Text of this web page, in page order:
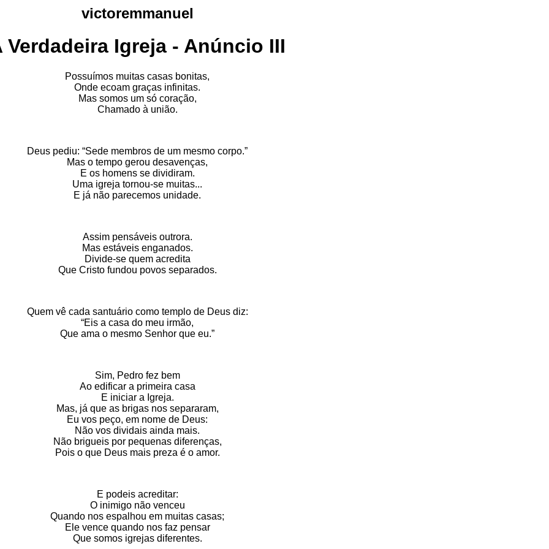
victoremmanuel
Verdadeira Igreja - Anúncio III
Possuímos muitas casas bonitas,
Onde ecoam graças infinitas.
Mas somos um só coração,
Chamado à união.
Deus pediu: “Sede membros de um mesmo corpo.”
Mas o tempo gerou desavenças,
E os homens se dividiram.
Uma igreja tornou-se muitas...
E já não parecemos unidade.
Assim pensáveis outrora.
Mas estáveis enganados.
Divide-se quem acredita
Que Cristo fundou povos separados.
Quem vê cada santuário como templo de Deus diz:
“Eis a casa do meu irmão,
Que ama o mesmo Senhor que eu.”
Sim, Pedro fez bem
Ao edificar a primeira casa
E iniciar a Igreja.
Mas, já que as brigas nos separaram,
Eu vos peço, em nome de Deus:
Não vos dividais ainda mais.
Não brigueis por pequenas diferenças,
Pois o que Deus mais preza é o amor.
E podeis acreditar:
O inimigo não venceu
Quando nos espalhou em muitas casas;
Ele vence quando nos faz pensar
Que somos igrejas diferentes.